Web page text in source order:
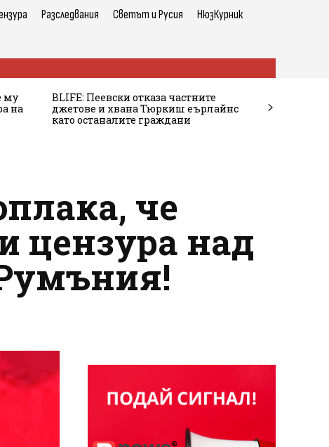
Разследвания Светът и Русия НюзКурник
му
на
BLIFE: Пеевски отказа частните
джетове и хвана Тюркиш еърлайнс
като останалите граждани
че
цензура над